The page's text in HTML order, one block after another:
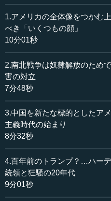
入っていくことになる。（全
収録日：2021年5月21日
追加日：2021年7月3日
カテゴリー：
国際
アメリカ
≪全文≫
●アメリカ建国の起源
その次は、アメリカのもと
バル主義の大英帝国に対して
それには二種類います。一つ
家たちです。もう一つは宗教
清教徒の宗教亡命者です。基
二流三流の貴族はジェームズ
1.アメリカの全体像をつかむ
べき「いくつもの顔」
10分01秒
2.南北戦争は奴隷解放のため
害の対立
7分48秒
3.中国を新たな標的としたア
主義時代の始まり
8分32秒
4.百年前のトランプ？…ハー
統領と狂騒の20年代
9分01秒